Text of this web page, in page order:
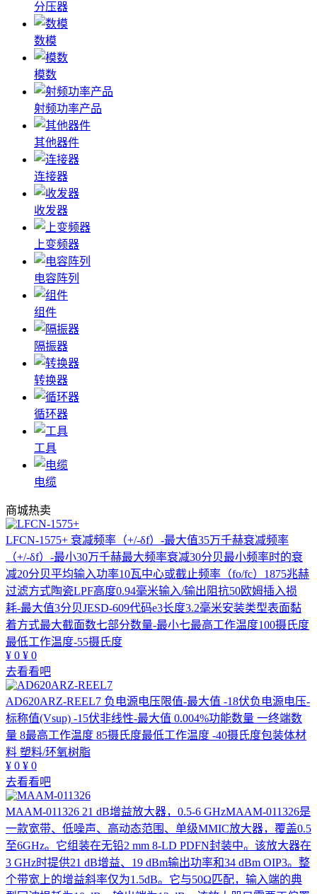
分压器
数模
模数
射频功率产品
其他器件
连接器
收发器
上变频器
电容阵列
组件
隔振器
转换器
循环器
工具
电缆
商城热卖
LFCN-1575+ 衰减频率（+/-δf）-最大值35万千赫衰减频率
（+/-δf）-最小30万千赫最大频率衰减30分贝最小频率时的衰
减20分贝平均输入功率10瓦中心或截止频率（fo/fc）1875兆赫
过滤方式陶瓷LPF高度0.94毫米输入/输出阻抗50欧姆插入损
耗-最大值3分贝JESD-609代码e3长度3.2毫米安装类型表面黏
着方式最大截面数七部分数量-最小七最高工作温度100摄氏度
最低工作温度-55摄氏度
¥ 0 ¥ 0
去看看吧
AD620ARZ-REEL7 负电源电压限值-最大值 -18伏负电源电压-
标称值(Vsup) -15伏非线性-最大值 0.004%功能数量 一终端数
量 8最高工作温度 85摄氏度最低工作温度 -40摄氏度包装体材
料 塑料/环氧树脂
¥ 0 ¥ 0
去看看吧
MAAM-011326 21 dB增益放大器，0.5-6 GHzMAAM-011326是
一款宽带、低噪声、高动态范围、单级MMIC放大器，覆盖0.5
至6GHz。它组装在无铅2 mm 8-LD PDFN封装中。该放大器在
3 GHz时提供21 dB增益、19 dBm输出功率和34 dBm OIP3。整
个带宽上的增益斜率仅为1.5dB。它与50Ω匹配，输入端的典